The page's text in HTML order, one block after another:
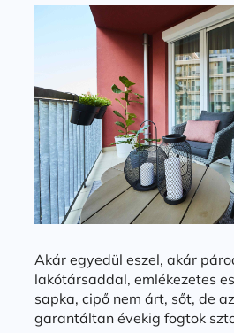
Akár egyedül eszel, akár
lakótársaddal, emlékezetes
sapka, cipő nem árt, sőt, de
garantáltan évekig fogtok